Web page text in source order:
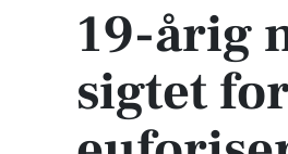
19-årig
sigtet